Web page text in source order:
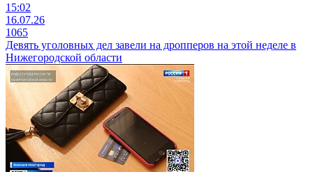
15:02
16.07.26
1065
Девять уголовных дел завели на дропперов на этой неделе в
Нижегородской области